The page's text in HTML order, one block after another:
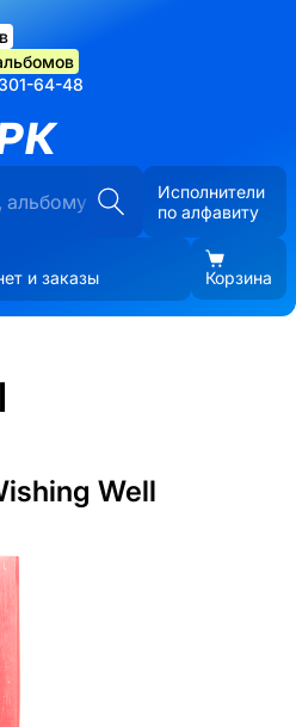
64-48
Исполнители
по алфавиту
и заказы Корзина
Well